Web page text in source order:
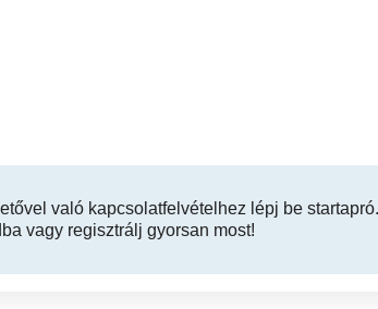
való kapcsolatfelvételhez lépj be
vagy regisztrálj gyorsan most!